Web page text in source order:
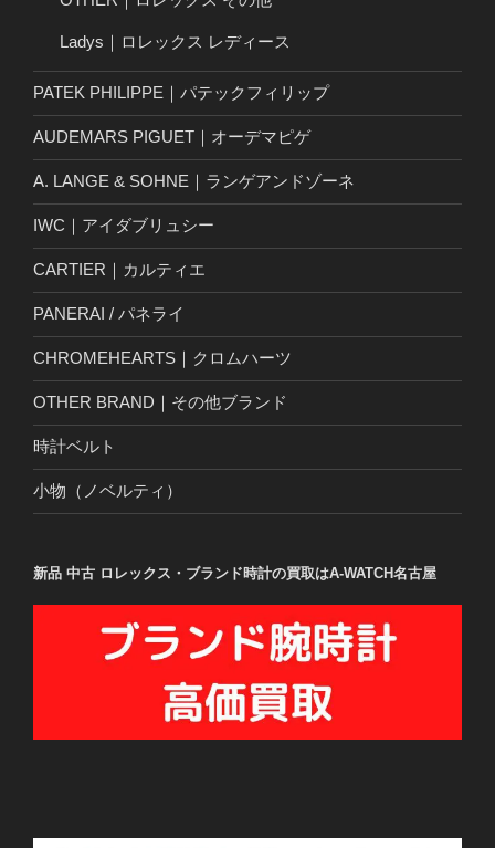
Ladys｜ロレックス レディース
PATEK PHILIPPE｜パテックフィリップ
AUDEMARS PIGUET｜オーデマピゲ
A. LANGE & SOHNE｜ランゲアンドゾーネ
IWC｜アイダブリュシー
CARTIER｜カルティエ
PANERAI / パネライ
CHROMEHEARTS｜クロムハーツ
OTHER BRAND｜その他ブランド
時計ベルト
小物（ノベルティ）
新品 中古 ロレックス・ブランド時計の買取はA-WATCH名古屋